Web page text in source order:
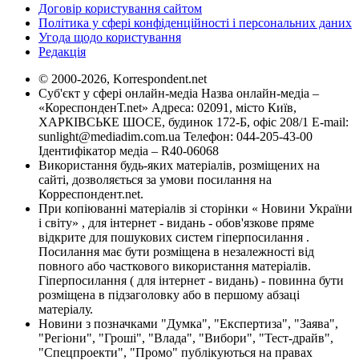
Договір користування сайтом
Політика у сфері конфіденційності і персональних даних
Угода щодо користування
Редакція
© 2000-2026, Korrespondent.net
Суб'єкт у сфері онлайн-медіа Назва онлайн-медіа –
«КореспонденТ.net» Адреса: 02091, місто Київ,
ХАРКІВСЬКЕ ШОСЕ, будинок 172-Б, офіс 208/1 E-mail:
sunlight@mediadim.com.ua Телефон: 044-205-43-00
Ідентифікатор медіа – R40-06068
Використання будь-яких матеріалів, розміщених на
сайті, дозволяється за умови посилання на
Корреспондент.net.
При копіюванні матеріалів зі сторінки « Новини України
і світу» , для інтернет - видань - обов'язкове пряме
відкрите для пошукових систем гіперпосилання .
Посилання має бути розміщена в незалежності від
повного або часткового використання матеріалів.
Гіперпосилання ( для інтернет - видань) - повинна бути
розміщена в підзаголовку або в першому абзаці
матеріалу.
Новини з позначками "Думка", "Експертиза", "Заява",
"Регіони", "Гроші", "Влада", "Вибори", "Тест-драйв",
"Спецпроекти", "Промо" публікуються на правах